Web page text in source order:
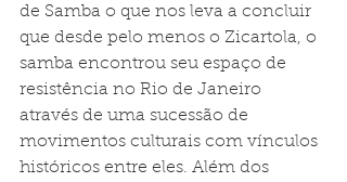
de Samba o que nos leva a concluir
que desde pelo menos o Zicartola, o
samba encontrou seu espaço de
resistência no Rio de Janeiro
através de uma sucessão de
movimentos culturais com vínculos
históricos entre eles. Além dos